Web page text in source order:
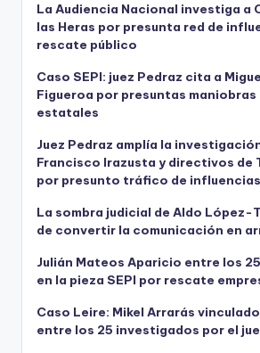
La Audiencia Nacional investiga a
las Heras por presunta red de
rescate público
Caso SEPI: juez Pedraz cita a
Figueroa por presuntas maniobras
estatales
Juez Pedraz amplía la
Francisco Irazusta y directivos de
por presunto tráfico de influencias
La sombra judicial de Aldo López-
de convertir la comunicación en
Julián Mateos Aparicio entre los
en la pieza SEPI por rescate
Caso Leire: Mikel Arrarás
entre los 25 investigados por el